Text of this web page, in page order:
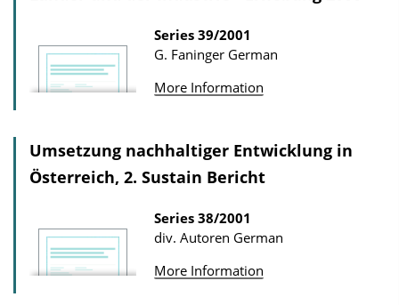
Series 39/2001
G. Faninger German
More Information
Umsetzung nachhaltiger Entwicklung in
Österreich, 2. Sustain Bericht
Series 38/2001
div. Autoren German
More Information